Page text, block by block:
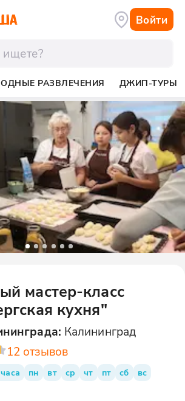
Войти
РАЗВЛЕЧЕНИЯ ДЖИП-ТУРЫ
мастер-класс
кухня"
: Калининград
12 отзывов
пн вт ср чт пт сб вс